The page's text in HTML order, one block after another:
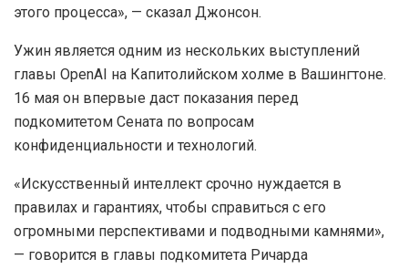
этого процесса», — сказал Джонсон.
Ужин является одним из нескольких выступлений
главы OpenAI на Капитолийском холме в Вашингтоне.
16 мая он впервые даст показания перед
подкомитетом Сената по вопросам
конфиденциальности и технологий.
«Искусственный интеллект срочно нуждается в
правилах и гарантиях, чтобы справиться с его
огромными перспективами и подводными камнями»,
— говорится в главы подкомитета Ричарда